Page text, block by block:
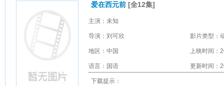
爱在西元前 [全12集]
主演：未知
导演：刘可欣 影片类型：
地区：中国 上映时间：
语言：国语 更新时间：
下载提示：